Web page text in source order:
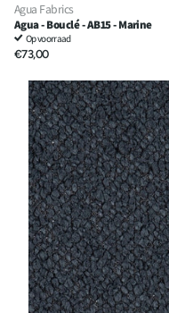
Agua Fabrics
Agua - Bouclé - AB15 - Marine
Op voorraad
€73,00